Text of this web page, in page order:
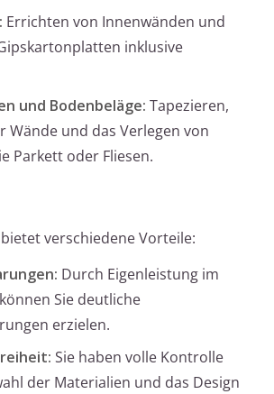
Errichten von Innenwänden und
inklusive
und Bodenbeläge: Tapezieren,
Wände und das Verlegen von
Parkett oder Fliesen.
verschiedene Vorteile:
Durch Eigenleistung im
Sie deutliche
erzielen.
Sie haben volle Kontrolle
der Materialien und das Design